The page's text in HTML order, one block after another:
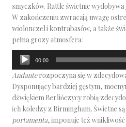
smyczków. Rattle świetnie wydobywa
W zakończeniu zwracają uwagę
wiolonczel i kontrabasów, a także
pełna grozy atmosfera:
Odtwarzacz
plików
dźwiękowych
00:00
Andanterozpoczyna się w
Dysponujący bardziej gęstym,
dźwiękiem Berlińczycy robią
ich koledzy z Birmingham. Świetne
portamenta, imponuje też